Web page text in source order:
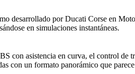
por Ducati Corse en
en simulaciones instantáneas.
con asistencia en curva, el control
con un formato panorámico que